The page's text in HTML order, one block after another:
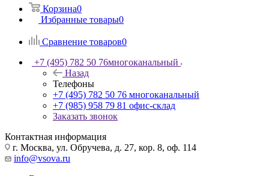
Корзина0
Избранные товары0
Сравнение товаров0
+7 (495) 782 50 76многоканальный
Назад
Телефоны
+7 (495) 782 50 76 многоканальный
+7 (985) 958 79 81 офис-склад
Заказать звонок
Контактная информация
г. Москва, ул. Обручева, д. 27, кор. 8, оф. 114
info@vsova.ru